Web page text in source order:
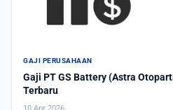
GAJI PERUSAHAAN
Gaji PT GS Battery (Astra
Terbaru
10 Apr 2026